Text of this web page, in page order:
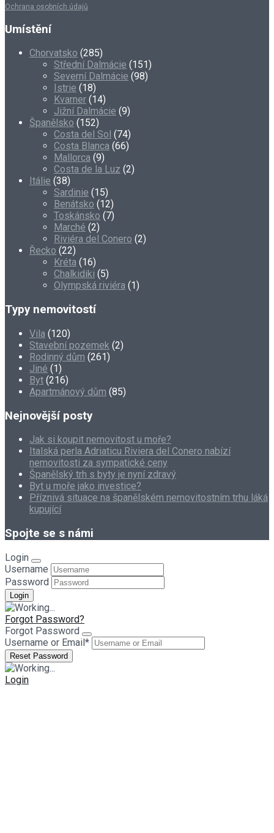
Ochrana osobních údajů
Umístění
Chorvatsko (285)
Střední Dalmácie (151)
Severní Dalmácie (98)
Istrie (18)
Kvarner (14)
Jižní Dalmácie (9)
Španělsko (152)
Costa del Sol (74)
Costa Blanca (66)
Mallorca (9)
Costa de la Luz (2)
Itálie (38)
Sardinie (15)
Benátsko (12)
Toskánsko (7)
Marché (2)
Riviéra del Conero (2)
Řecko (22)
Kréta (16)
Chalkidiki (5)
Olympská riviéra (1)
Typy nemovitostí
Vila (120)
Stavební pozemek (2)
Rodinný dům (261)
Jiné (1)
Byt (216)
Apartmánový dům (85)
Nejnovější posty
Jak si koupit nemovitost u moře?
Italská perla Adriaticu Riviera del Conero nabízí
nemovitosti za sympatické ceny
Španělský trh s byty je nyní zdravý
Byt u moře jako investice?
Příznivá situace na španělském nemovitostním trhu láká
kupující
Spojte se s námi
Login
Username
Password
Forgot Password?
Forgot Password
Username or Email*
Login